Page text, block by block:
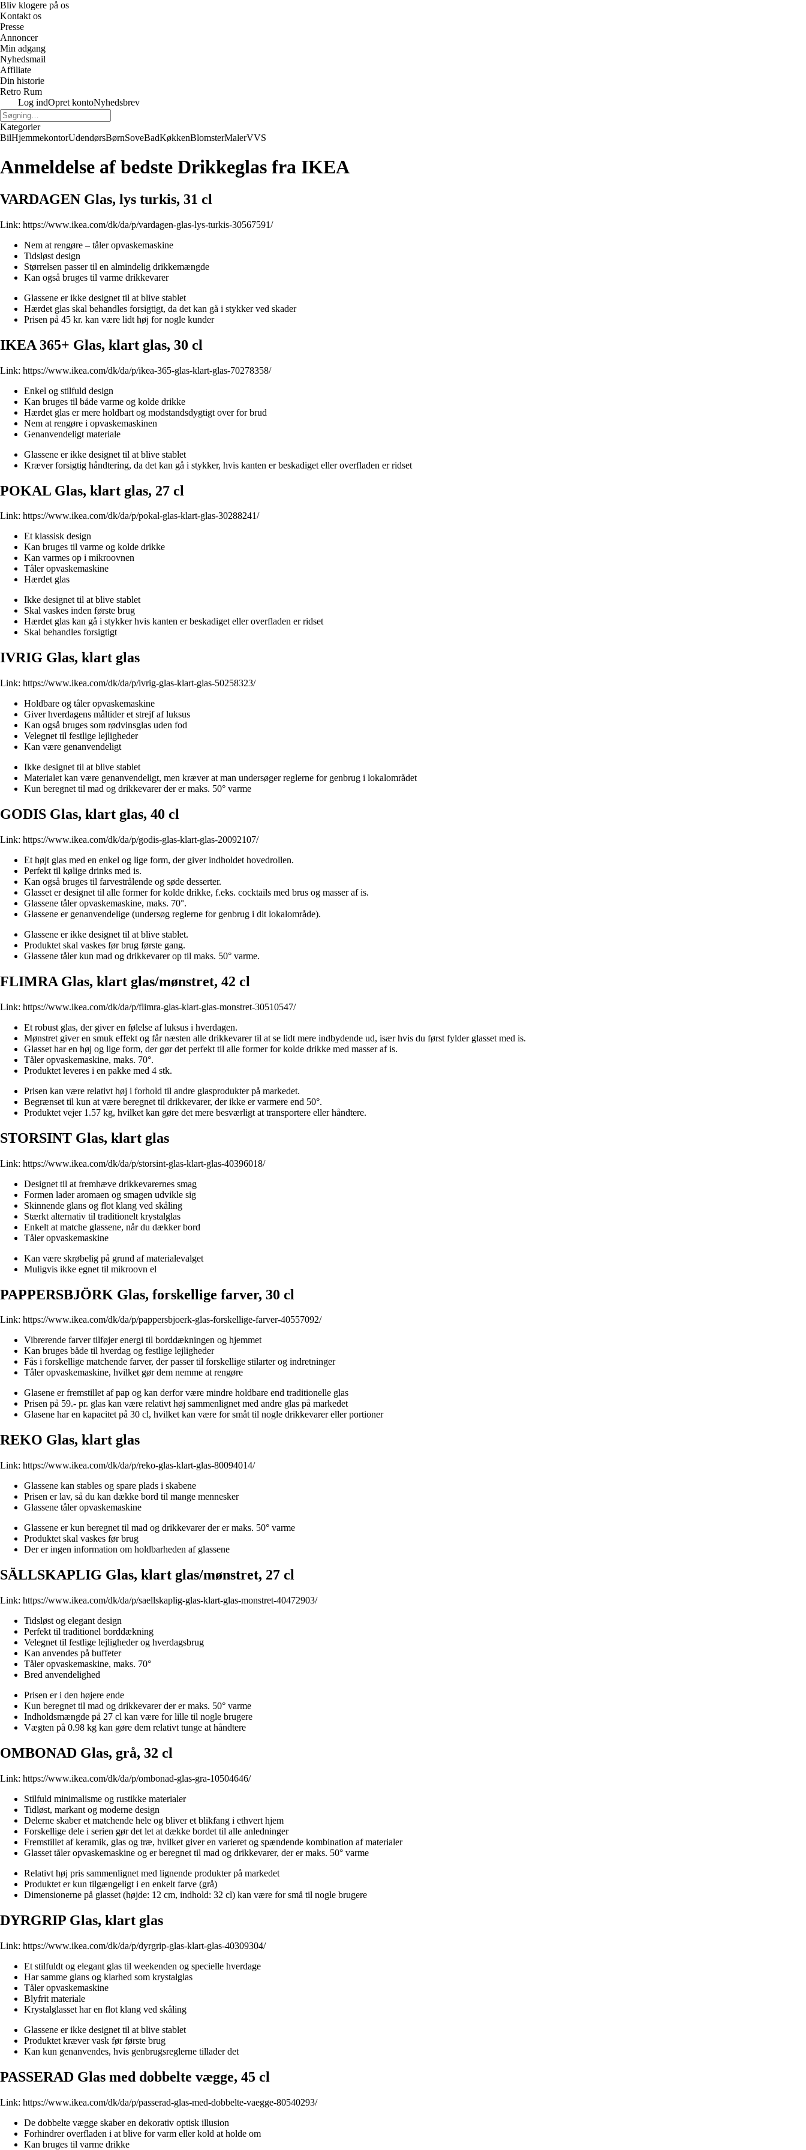
Bliv klogere på os
Kontakt os
Presse
Annoncer
Min adgang
Nyhedsmail
Affiliate
Din historie
Retro Rum
Log indOpret kontoNyhedsbrev
Kategorier
BilHjemmekontorUdendørsBørnSoveBadKøkkenBlomsterMalerVVS
Anmeldelse af bedste Drikkeglas fra IKEA
VARDAGEN Glas, lys turkis, 31 cl
Link: https://www.ikea.com/dk/da/p/vardagen-glas-lys-turkis-30567591/
Nem at rengøre – tåler opvaskemaskine
Tidsløst design
Størrelsen passer til en almindelig drikkemængde
Kan også bruges til varme drikkevarer
Glassene er ikke designet til at blive stablet
Hærdet glas skal behandles forsigtigt, da det kan gå i stykker ved skader
Prisen på 45 kr. kan være lidt høj for nogle kunder
IKEA 365+ Glas, klart glas, 30 cl
Link: https://www.ikea.com/dk/da/p/ikea-365-glas-klart-glas-70278358/
Enkel og stilfuld design
Kan bruges til både varme og kolde drikke
Hærdet glas er mere holdbart og modstandsdygtigt over for brud
Nem at rengøre i opvaskemaskinen
Genanvendeligt materiale
Glassene er ikke designet til at blive stablet
Kræver forsigtig håndtering, da det kan gå i stykker, hvis kanten er beskadiget eller overfladen er ridset
POKAL Glas, klart glas, 27 cl
Link: https://www.ikea.com/dk/da/p/pokal-glas-klart-glas-30288241/
Et klassisk design
Kan bruges til varme og kolde drikke
Kan varmes op i mikroovnen
Tåler opvaskemaskine
Hærdet glas
Ikke designet til at blive stablet
Skal vaskes inden første brug
Hærdet glas kan gå i stykker hvis kanten er beskadiget eller overfladen er ridset
Skal behandles forsigtigt
IVRIG Glas, klart glas
Link: https://www.ikea.com/dk/da/p/ivrig-glas-klart-glas-50258323/
Holdbare og tåler opvaskemaskine
Giver hverdagens måltider et strejf af luksus
Kan også bruges som rødvinsglas uden fod
Velegnet til festlige lejligheder
Kan være genanvendeligt
Ikke designet til at blive stablet
Materialet kan være genanvendeligt, men kræver at man undersøger reglerne for genbrug i lokalområdet
Kun beregnet til mad og drikkevarer der er maks. 50° varme
GODIS Glas, klart glas, 40 cl
Link: https://www.ikea.com/dk/da/p/godis-glas-klart-glas-20092107/
Et højt glas med en enkel og lige form, der giver indholdet hovedrollen.
Perfekt til kølige drinks med is.
Kan også bruges til farvestrålende og søde desserter.
Glasset er designet til alle former for kolde drikke, f.eks. cocktails med brus og masser af is.
Glassene tåler opvaskemaskine, maks. 70°.
Glassene er genanvendelige (undersøg reglerne for genbrug i dit lokalområde).
Glassene er ikke designet til at blive stablet.
Produktet skal vaskes før brug første gang.
Glassene tåler kun mad og drikkevarer op til maks. 50° varme.
FLIMRA Glas, klart glas/mønstret, 42 cl
Link: https://www.ikea.com/dk/da/p/flimra-glas-klart-glas-monstret-30510547/
Et robust glas, der giver en følelse af luksus i hverdagen.
Mønstret giver en smuk effekt og får næsten alle drikkevarer til at se lidt mere indbydende ud, især hvis du først fylder glasset med is.
Glasset har en høj og lige form, der gør det perfekt til alle former for kolde drikke med masser af is.
Tåler opvaskemaskine, maks. 70°.
Produktet leveres i en pakke med 4 stk.
Prisen kan være relativt høj i forhold til andre glasprodukter på markedet.
Begrænset til kun at være beregnet til drikkevarer, der ikke er varmere end 50°.
Produktet vejer 1.57 kg, hvilket kan gøre det mere besværligt at transportere eller håndtere.
STORSINT Glas, klart glas
Link: https://www.ikea.com/dk/da/p/storsint-glas-klart-glas-40396018/
Designet til at fremhæve drikkevarernes smag
Formen lader aromaen og smagen udvikle sig
Skinnende glans og flot klang ved skåling
Stærkt alternativ til traditionelt krystalglas
Enkelt at matche glassene, når du dækker bord
Tåler opvaskemaskine
Kan være skrøbelig på grund af materialevalget
Muligvis ikke egnet til mikroovn el
PAPPERSBJÖRK Glas, forskellige farver, 30 cl
Link: https://www.ikea.com/dk/da/p/pappersbjoerk-glas-forskellige-farver-40557092/
Vibrerende farver tilføjer energi til borddækningen og hjemmet
Kan bruges både til hverdag og festlige lejligheder
Fås i forskellige matchende farver, der passer til forskellige stilarter og indretninger
Tåler opvaskemaskine, hvilket gør dem nemme at rengøre
Glasene er fremstillet af pap og kan derfor være mindre holdbare end traditionelle glas
Prisen på 59.- pr. glas kan være relativt høj sammenlignet med andre glas på markedet
Glasene har en kapacitet på 30 cl, hvilket kan være for småt til nogle drikkevarer eller portioner
REKO Glas, klart glas
Link: https://www.ikea.com/dk/da/p/reko-glas-klart-glas-80094014/
Glassene kan stables og spare plads i skabene
Prisen er lav, så du kan dække bord til mange mennesker
Glassene tåler opvaskemaskine
Glassene er kun beregnet til mad og drikkevarer der er maks. 50° varme
Produktet skal vaskes før brug
Der er ingen information om holdbarheden af ​​glassene
SÄLLSKAPLIG Glas, klart glas/mønstret, 27 cl
Link: https://www.ikea.com/dk/da/p/saellskaplig-glas-klart-glas-monstret-40472903/
Tidsløst og elegant design
Perfekt til traditionel borddækning
Velegnet til festlige lejligheder og hverdagsbrug
Kan anvendes på buffeter
Tåler opvaskemaskine, maks. 70°
Bred anvendelighed
Prisen er i den højere ende
Kun beregnet til mad og drikkevarer der er maks. 50° varme
Indholdsmængde på 27 cl kan være for lille til nogle brugere
Vægten på 0.98 kg kan gøre dem relativt tunge at håndtere
OMBONAD Glas, grå, 32 cl
Link: https://www.ikea.com/dk/da/p/ombonad-glas-gra-10504646/
Stilfuld minimalisme og rustikke materialer
Tidløst, markant og moderne design
Delerne skaber et matchende hele og bliver et blikfang i ethvert hjem
Forskellige dele i serien gør det let at dække bordet til alle anledninger
Fremstillet af keramik, glas og træ, hvilket giver en varieret og spændende kombination af materialer
Glasset tåler opvaskemaskine og er beregnet til mad og drikkevarer, der er maks. 50° varme
Relativt høj pris sammenlignet med lignende produkter på markedet
Produktet er kun tilgængeligt i en enkelt farve (grå)
Dimensionerne på glasset (højde: 12 cm, indhold: 32 cl) kan være for små til nogle brugere
DYRGRIP Glas, klart glas
Link: https://www.ikea.com/dk/da/p/dyrgrip-glas-klart-glas-40309304/
Et stilfuldt og elegant glas til weekenden og specielle hverdage
Har samme glans og klarhed som krystalglas
Tåler opvaskemaskine
Blyfrit materiale
Krystalglasset har en flot klang ved skåling
Glassene er ikke designet til at blive stablet
Produktet kræver vask før første brug
Kan kun genanvendes, hvis genbrugsreglerne tillader det
PASSERAD Glas med dobbelte vægge, 45 cl
Link: https://www.ikea.com/dk/da/p/passerad-glas-med-dobbelte-vaegge-80540293/
De dobbelte vægge skaber en dekorativ optisk illusion
Forhindrer overfladen i at blive for varm eller kold at holde om
Kan bruges til varme drikke